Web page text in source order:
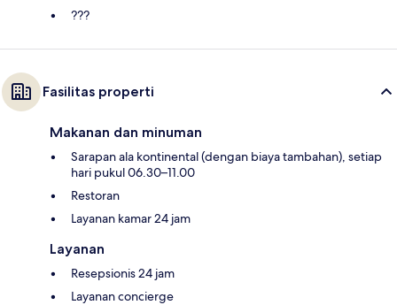
???
Fasilitas properti
Makanan dan minuman
Sarapan ala kontinental (dengan biaya tambahan), setiap
hari pukul 06.30–11.00
Restoran
Layanan kamar 24 jam
Layanan
Resepsionis 24 jam
Layanan concierge